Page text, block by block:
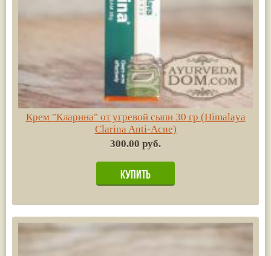
Крем "Кларина" от угревой сыпи 30 гр (Himalaya
Clarina Anti-Acne)
300.00 руб.